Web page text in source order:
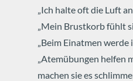
„Ich halte oft die Luft
„Mein Brustkorb fühlt
„Beim Einatmen werde
„Atemübungen helfen
machen sie es